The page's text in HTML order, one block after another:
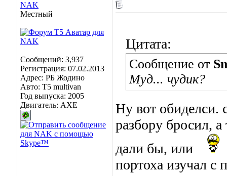
NAK
Местный
Сообщений: 3,937
Регистрация: 07.02.2013
Адрес: РБ Жодино
Авто: T5 multivan
Год выпуска: 2005
Двигатель: AXE
Цитата:
Сообщение от
Муд... чудик?
Ну вот обиделси.
разбору бросил,
дали бы, или
портоха изучал с